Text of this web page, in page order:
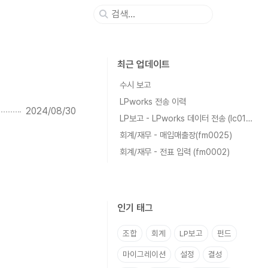
2024/08/30
최근 업데이트
수시 보고
LPworks 전송 이력
LP보고 - LPworks 데이터 전송 (lc0102)
회계/재무 - 매입매출장(fm0025)
회계/재무 - 전표 입력 (fm0002)
인기 태그
조합 회계 LP보고 펀드
마이그레이션 설정 결성